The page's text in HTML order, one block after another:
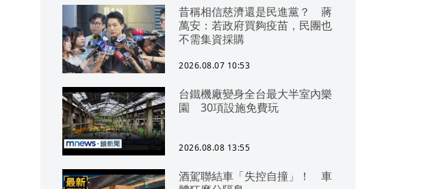
昔稱相信慈濟還是民進黨？ 蔣
萬安：若政府買夠疫苗，民團也
不需集資採購
2026.08.07 10:53
台鐵機廠變身全台最大半室內樂
園 30項設施免費玩
2026.08.08 13:55
酒駕聯結車「失控自撞」！ 車